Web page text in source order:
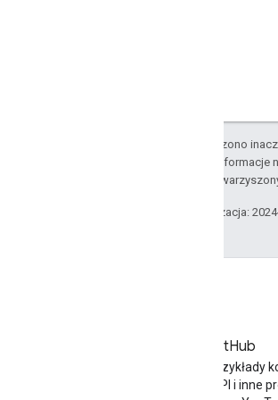
O ile nie stwierdzono
Szczegółowe informacje
podmiotów
Ostatnia aktualizacja:
GitHub
Znajdź przykłady
interfejsu API i inne